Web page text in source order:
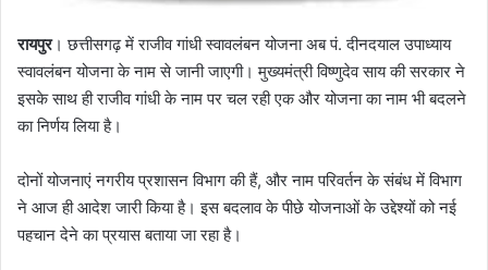
रायपुर। छत्तीसगढ़ में राजीव गांधी स्वावलंबन योजना अब पं. दीनदयाल उपाध्याय
स्वावलंबन योजना के नाम से जानी जाएगी। मुख्यमंत्री विष्णुदेव साय की सरकार ने
इसके साथ ही राजीव गांधी के नाम पर चल रही एक और योजना का नाम भी बदलने
का निर्णय लिया है।
दोनों योजनाएं नगरीय प्रशासन विभाग की हैं, और नाम परिवर्तन के संबंध में विभाग
ने आज ही आदेश जारी किया है। इस बदलाव के पीछे योजनाओं के उद्देश्यों को नई
पहचान देने का प्रयास बताया जा रहा है।